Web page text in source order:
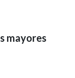
mayores